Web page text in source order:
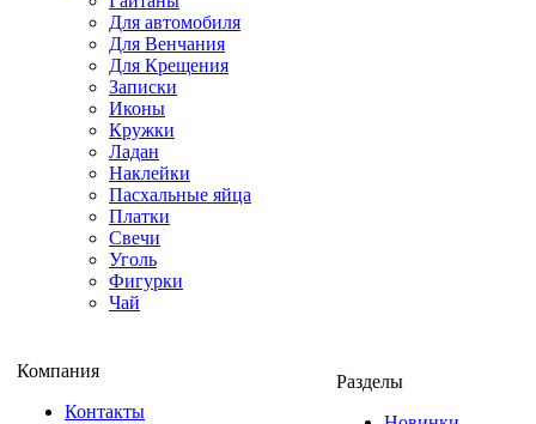
Для автомобиля
Для Венчания
Для Крещения
Записки
Иконы
Кружки
Ладан
Наклейки
Пасхальные яйца
Платки
Свечи
Уголь
Фигурки
Чай
Компания
Контакты
Разделы